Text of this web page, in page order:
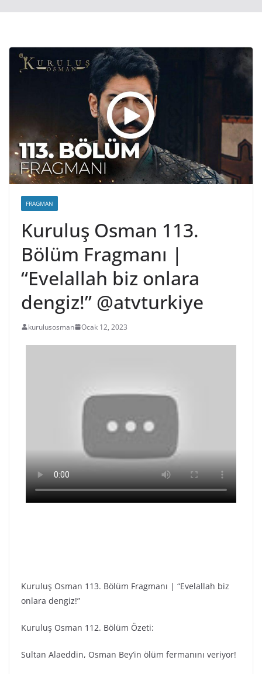
FRAGMAN
Kuruluş Osman 113.
Bölüm Fragmanı |
“Evelallah biz onlara
dengiz!” @atvturkiye
kurulusosman Ocak 12, 2023
Kuruluş Osman 113. Bölüm Fragmanı | “Evelallah biz
onlara dengiz!”
Kuruluş Osman 112. Bölüm Özeti:
Sultan Alaeddin, Osman Bey’in ölüm fermanını veriyor!